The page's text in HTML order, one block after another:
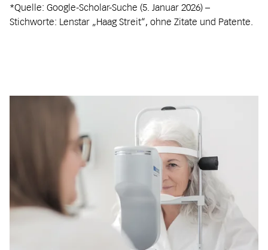
*Quelle: Google-Scholar-Suche (5. Januar 2026) –
Stichworte: Lenstar „Haag Streit“, ohne Zitate und Patente.